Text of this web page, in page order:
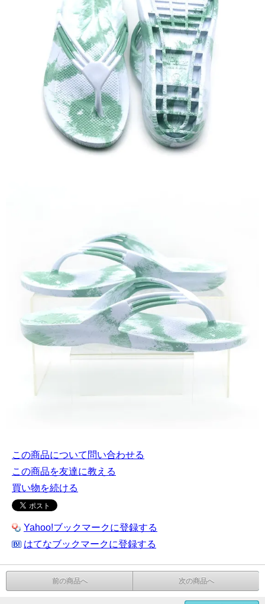
この商品について問い合わせる
この商品を友達に教える
買い物を続ける
Yahoo!ブックマークに登録する
はてなブックマークに登録する
前の商品へ 次の商品へ